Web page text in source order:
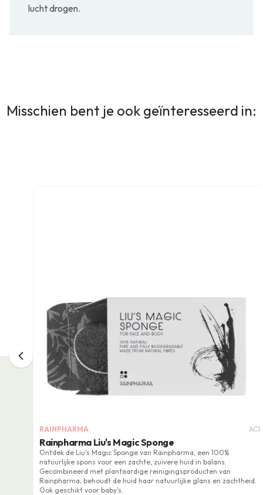
lucht drogen.
Misschien bent je ook geïnteresseerd in:
RAINPHARMA AC1
Rainpharma Liu's Magic Sponge
Ontdek de Liu's Magic Sponge van Rainpharma, een 100%
natuurlijke spons voor een zachte, zuivere huid in balans.
Gecombineerd met plantaardige reinigingsproducten van
Rainpharma, behoudt de huid haar natuurlijke glans en zachtheid.
Ook geschikt voor baby's.